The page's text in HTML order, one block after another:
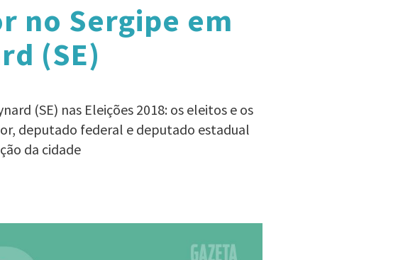
no Sergipe em
(SE)
(SE) nas Eleições 2018: os eleitos e os
deputado federal e deputado estadual
da cidade